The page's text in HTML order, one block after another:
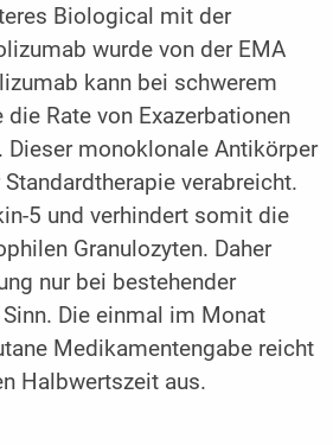
Biological mit der
wurde von der EMA
kann bei schwerem
Rate von Exazerbationen
Dieser monoklonale Antikörper
verabreicht.
5 und verhindert somit die
Granulozyten. Daher
nur bei bestehender
Die einmal im Monat
Medikamentengabe reicht
Halbwertszeit aus.